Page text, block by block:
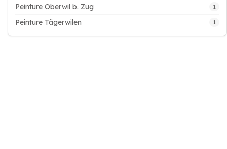
Peinture Oberwil b. Zug 1
Peinture Tägerwilen 1